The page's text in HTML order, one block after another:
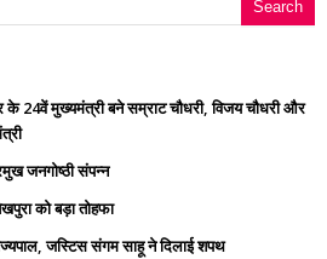
के 24वें मुख्यमंत्री बने सम्राट चौधरी, विजय चौधरी और
जनगोष्ठी संपन्न
को बड़ा तोहफा
जस्टिस संगम साहू ने दिलाई शपथ